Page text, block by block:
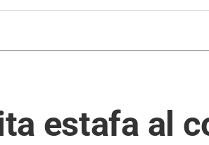
estafa al